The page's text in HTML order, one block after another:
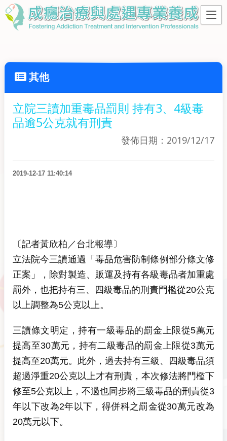
其他
立院三讀加重毒品罰則 持有3、4級毒
品逾5公克就有刑責
發佈日期：2019/12/17
2019-12-17 11:40:14
〔記者黃欣柏／台北報導〕
立法院今三讀通過「毒品危害防制條例部分條文修
正案」，除對製造、販運及持有各級毒品者加重處
罰外，也把持有三、四級毒品的刑責門檻從20公克
以上調整為5公克以上。
三讀條文明定，持有一級毒品的罰金上限從5萬元
提高至30萬元，持有二級毒品的罰金上限從3萬元
提高至20萬元。此外，過去持有三級、四級毒品須
超過淨重20公克以上才有刑責，本次修法將門檻下
修至5公克以上，不過也同步將三級毒品的刑責從3
年以下改為2年以下，得併科之罰金從30萬元改為
20萬元以下。